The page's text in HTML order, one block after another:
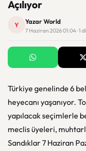
Açılıyor
Y Yazar World
7 Haziran 2026 01:04 · 1
Türkiye genelinde 6
heyecanı yaşanıyor.
yapılacak seçimlerle
meclis üyeleri,
Sandıklar 7 Haziran